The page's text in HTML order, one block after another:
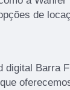
de
digital Barra